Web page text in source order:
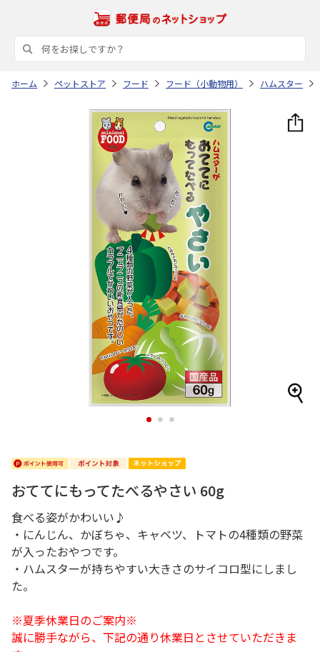
ホーム ペットストア フード フード（小動物用） ハムスター
1 2 3
おててにもってたべるやさい 60g
食べる姿がかわいい♪
・にんじん、かぼちゃ、キャベツ、トマトの4種類の野菜
が入ったおやつです。
・ハムスターが持ちやすい大きさのサイコロ型にしまし
た。
※夏季休業日のご案内※
誠に勝手ながら、下記の通り休業日とさせていただきま